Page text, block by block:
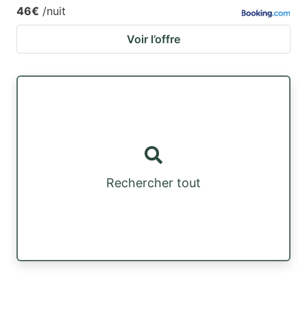
46€ /nuit
Voir l’offre
Rechercher tout